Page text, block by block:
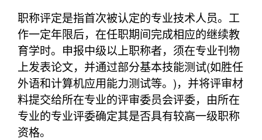
职称评定是指首次被认定的专业技术人员。工
作一定年限后，在任职期间完成相应的继续教
育学时。申报中级以上职称者，须在专业刊物
上发表论文，并通过部分基本技能测试(如胜任
外语和计算机应用能力测试等。)，并将评审材
料提交给所在专业的评审委员会评委，由所在
专业的专业评委确定其是否具有较高一级职称
资格。